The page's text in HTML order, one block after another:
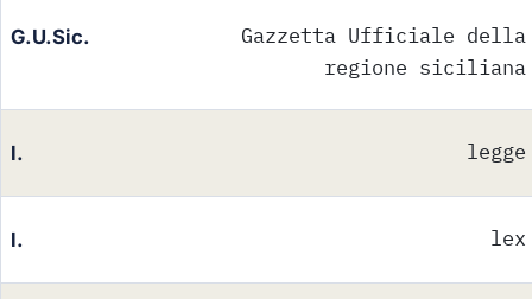
G.U.Sic.
Gazzetta Ufficiale della
regione siciliana
l. legge
l. lex